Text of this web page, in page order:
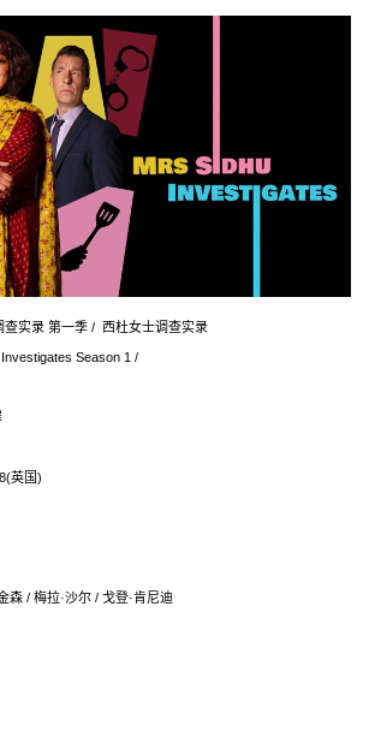
查实录 第一季 / 西杜女士调查实录
Season 1 /
英国)
森 / 梅拉·沙尔 / 戈登·肯尼迪